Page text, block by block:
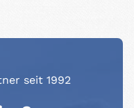
seit 1992